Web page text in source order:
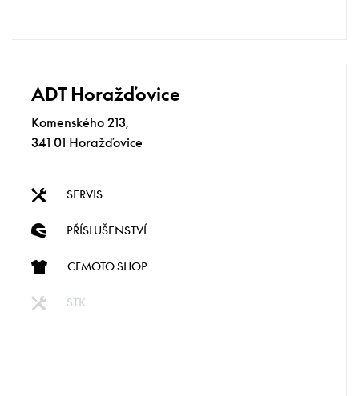
ADT Horažďovice
Komenského 213,
341 01 Horažďovice
SERVIS
PŘÍSLUŠENSTVÍ
CFMOTO SHOP
STK